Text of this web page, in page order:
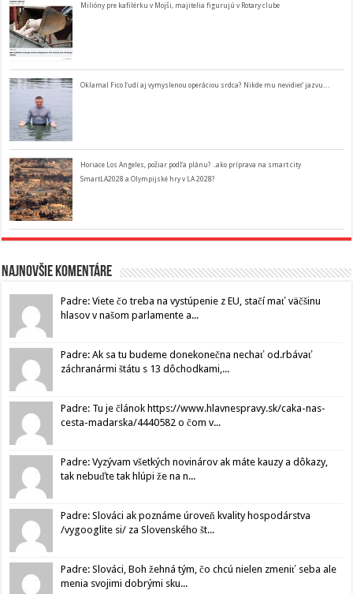
Milióny pre kafilérku v Mojši, majitelia figurujú v Rotary clube
Oklamal Fico ľudí aj vymyslenou operáciou srdca? Nikde mu nevidieť jazvu…
Horiace Los Angeles, požiar podľa plánu? ..ako príprava na smart city
SmartLA2028 a Olympijské hry v LA 2028?
Najnovšie komentáre
Padre: Viete čo treba na vystúpenie z EU, stačí mať väčšinu
hlasov v našom parlamente a...
Padre: Ak sa tu budeme donekonečna nechať od.rbávať
záchranármi štátu s 13 dôchodkami,...
Padre: Tu je článok https://www.hlavnespravy.sk/caka-nas-
cesta-madarska/4440582 o čom v...
Padre: Vyzývam všetkých novinárov ak máte kauzy a dôkazy,
tak nebuďte tak hlúpi že na n...
Padre: Slováci ak poznáme úroveň kvality hospodárstva
/vygooglite si/ za Slovenského št...
Padre: Slováci, Boh žehná tým, čo chcú nielen zmeniť seba ale
menia svojimi dobrými sku...